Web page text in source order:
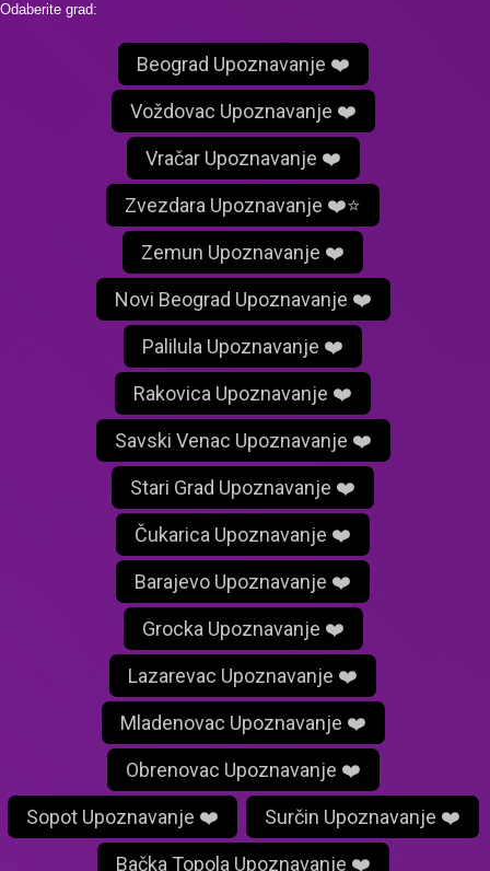
Odaberite grad:
Beograd Upoznavanje ❤️
Voždovac Upoznavanje ❤️
Vračar Upoznavanje ❤️
Zvezdara Upoznavanje ❤️⭐
Zemun Upoznavanje ❤️
Novi Beograd Upoznavanje ❤️
Palilula Upoznavanje ❤️
Rakovica Upoznavanje ❤️
Savski Venac Upoznavanje ❤️
Stari Grad Upoznavanje ❤️
Čukarica Upoznavanje ❤️
Barajevo Upoznavanje ❤️
Grocka Upoznavanje ❤️
Lazarevac Upoznavanje ❤️
Mladenovac Upoznavanje ❤️
Obrenovac Upoznavanje ❤️
Sopot Upoznavanje ❤️ Surčin Upoznavanje ❤️
Bačka Topola Upoznavanje ❤️